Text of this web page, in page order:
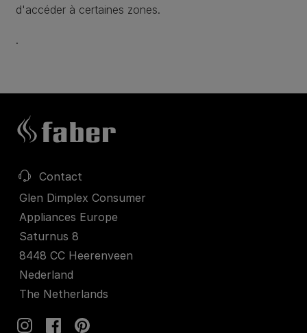
d'accéder à certaines zones.
.
Contact
Glen Dimplex Consumer
Appliances Europe
Saturnus 8
8448 CC Heerenveen
Nederland
The Netherlands